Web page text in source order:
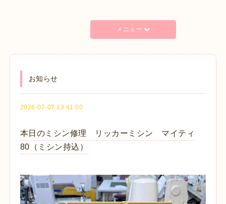
メニュー
お知らせ
2026-07-07 13:41:00
本日のミシン修理 リッカーミシン マイティ
80（ミシン持込）